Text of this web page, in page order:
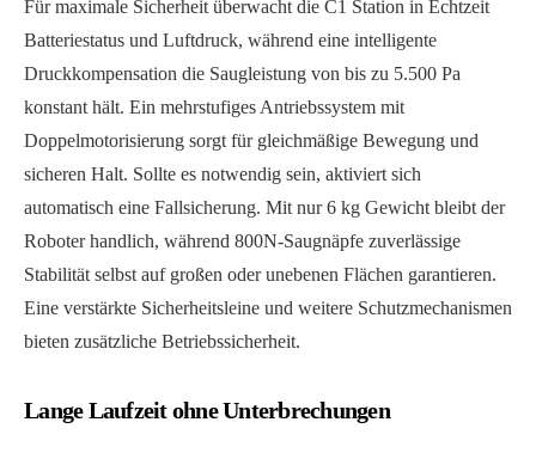
Für maximale Sicherheit überwacht die C1 Station in Echtzeit
Batteriestatus und Luftdruck, während eine intelligente
Druckkompensation die Saugleistung von bis zu 5.500 Pa
konstant hält. Ein mehrstufiges Antriebssystem mit
Doppelmotorisierung sorgt für gleichmäßige Bewegung und
sicheren Halt. Sollte es notwendig sein, aktiviert sich
automatisch eine Fallsicherung. Mit nur 6 kg Gewicht bleibt der
Roboter handlich, während 800N-Saugnäpfe zuverlässige
Stabilität selbst auf großen oder unebenen Flächen garantieren.
Eine verstärkte Sicherheitsleine und weitere Schutzmechanismen
bieten zusätzliche Betriebssicherheit.
Lange Laufzeit ohne Unterbrechungen